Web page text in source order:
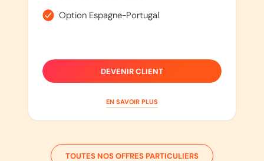
Option Espagne-Portugal
DEVENIR CLIENT
EN SAVOIR PLUS
TOUTES NOS OFFRES PARTICULIERS